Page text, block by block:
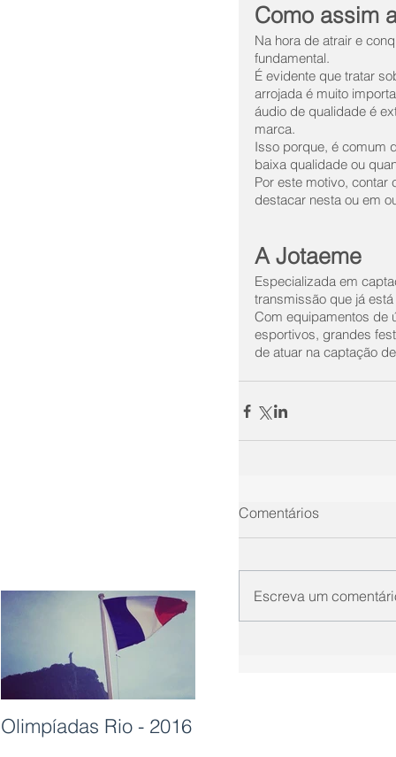
Olimpíadas Rio - 2016
Como assim
Na hora de atrair e
fundamental.
É evidente que tratar
arrojada é muito
áudio de qualidade é
marca.
Isso porque, é comum
baixa qualidade ou
Por este motivo,
destacar nesta ou em
A Jotaeme
Especializada em
transmissão que já
Com equipamentos de
esportivos, grandes
de atuar na captação
Comentários
Escreva um